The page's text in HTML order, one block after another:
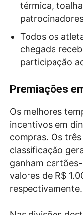
térmica,
Todos os
chegada
participação
Premiações
Os melhores
incentivos em
compras. Os
classificação
ganham
valores de R$
respectivamente.